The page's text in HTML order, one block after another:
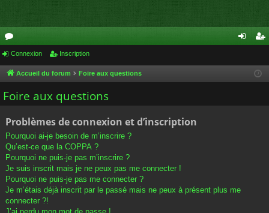
or
u
m
cri
Connexion Inscription
Accueil du forum Foire aux questions
Foire aux questions
Problèmes de connexion et d’inscription
Pourquoi ai-je besoin de m’inscrire ?
Qu’est-ce que la COPPA ?
Pourquoi ne puis-je pas m’inscrire ?
Je suis inscrit mais je ne peux pas me connecter !
Pourquoi ne puis-je pas me connecter ?
Je m’étais déjà inscrit par le passé mais ne peux à présent plus me
connecter ?!